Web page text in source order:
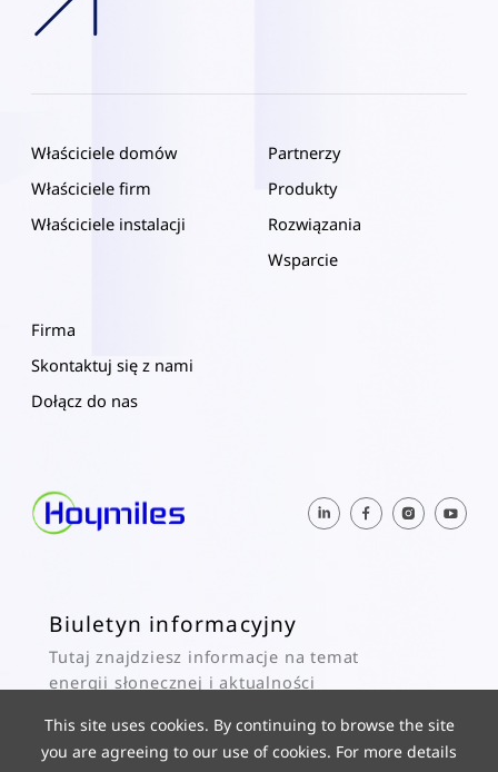
Właściciele domów
Właściciele firm
Właściciele instalacji
Partnerzy
Produkty
Rozwiązania
Wsparcie
Firma
Skontaktuj się z nami
Dołącz do nas
Biuletyn informacyjny
Tutaj znajdziesz informacje na temat
energii słonecznej i aktualności
Subskrybuj
This site uses cookies. By continuing to browse the site
you are agreeing to our use of cookies. For more details